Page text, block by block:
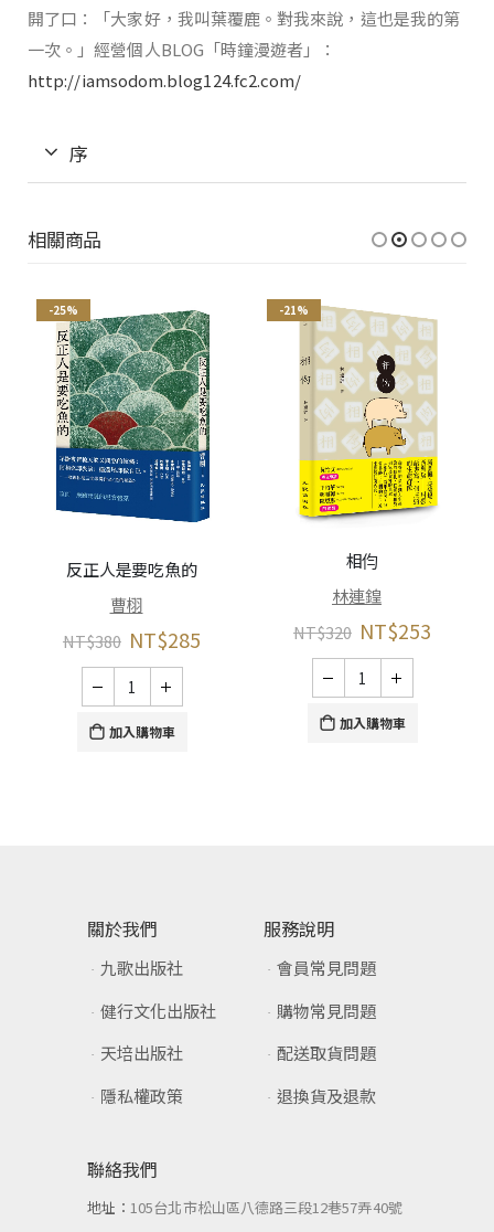
開了口：「大家好，我叫葉覆鹿。對我來說，這也是我的第
一次。」經營個人BLOG「時鐘漫遊者」：
http://iamsodom.blog124.fc2.com/
序
相關商品
-25%
反正人是要吃魚的
曹栩
NT$380 NT$285
加入購物車
-21%
相伨
林連鍠
NT$320 NT$253
加入購物車
關於我們
九歌出版社
健行文化出版社
天培出版社
隱私權政策
服務說明
會員常見問題
購物常見問題
配送取貨問題
退換貨及退款
聯絡我們
地址：105台北市松山區八德路三段12巷57弄40號